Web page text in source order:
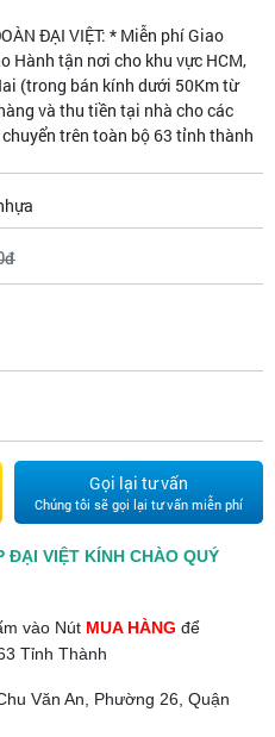
ĐẠI VIỆT: * Miễn phí Giao
Hành tận nơi cho khu vực HCM,
(trong bán kính dưới 50Km từ
và thu tiền tại nhà cho các
trên toàn bộ 63 tỉnh thành
Gọi lại tư vấn
Chúng tôi sẽ gọi lại tư vấn miễn phí
ĐẠI VIỆT KÍNH CHÀO QUÝ
vào Nút MUA HÀNG để
Tỉnh Thành
Văn An, Phường 26, Quận